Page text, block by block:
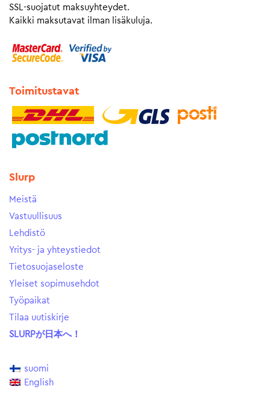
SSL-suojatut maksuyhteydet.
Kaikki maksutavat ilman lisäkuluja.
Toimitustavat
Slurp
Meistä
Vastuullisuus
Lehdistö
Yritys- ja yhteystiedot
Tietosuojaseloste
Yleiset sopimusehdot
Työpaikat
Tilaa uutiskirje
SLURPが日本へ！
suomi
English